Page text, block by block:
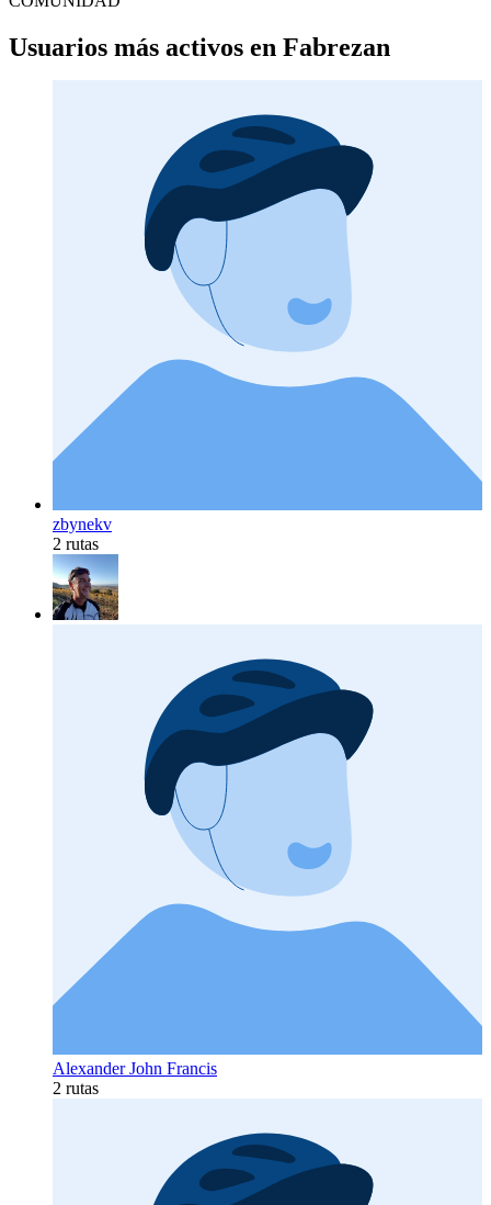
Usuarios más activos en Fabrezan
zbynekv
2 rutas
Alexander John Francis
2 rutas